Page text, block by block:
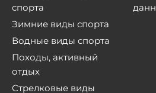
спорта
Зимние виды спорта
Водные виды спорта
Походы, активный
отдых
Стрелковые виды